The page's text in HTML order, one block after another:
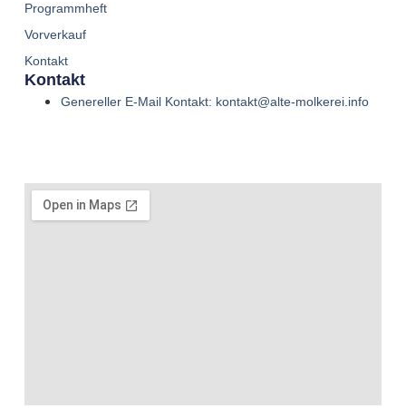
Programmheft
Vorverkauf
Kontakt
Kontakt
Genereller E-Mail Kontakt: kontakt@alte-molkerei.info